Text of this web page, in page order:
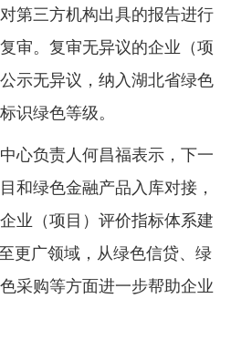
第三方机构出具的报告进行
审。复审无异议的企业（项
示无异议，纳入湖北省绿色
识绿色等级。
心负责人何昌福表示，下一
和绿色金融产品入库对接，
业（项目）评价指标体系建
更广领域，从绿色信贷、绿
采购等方面进一步帮助企业